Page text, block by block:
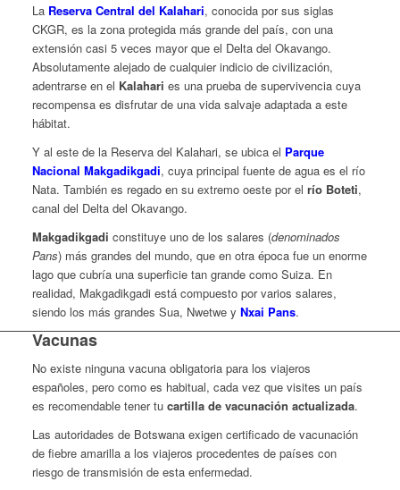
La Reserva Central del Kalahari, conocida por sus siglas
CKGR, es la zona protegida más grande del país, con una
extensión casi 5 veces mayor que el Delta del Okavango.
Absolutamente alejado de cualquier indicio de civilización,
adentrarse en el Kalahari es una prueba de supervivencia cuya
recompensa es disfrutar de una vida salvaje adaptada a este
hábitat.
Y al este de la Reserva del Kalahari, se ubica el Parque
Nacional Makgadikgadi, cuya principal fuente de agua es el río
Nata. También es regado en su extremo oeste por el río Boteti,
canal del Delta del Okavango.
Makgadikgadi constituye uno de los salares (denominados
Pans) más grandes del mundo, que en otra época fue un enorme
lago que cubría una superficie tan grande como Suiza. En
realidad, Makgadikgadi está compuesto por varios salares,
siendo los más grandes Sua, Nwetwe y Nxai Pans.
Vacunas
No existe ninguna vacuna obligatoria para los viajeros
españoles, pero como es habitual, cada vez que visites un país
es recomendable tener tu cartilla de vacunación actualizada.
Las autoridades de Botswana exigen certificado de vacunación
de fiebre amarilla a los viajeros procedentes de países con
riesgo de transmisión de esta enfermedad.